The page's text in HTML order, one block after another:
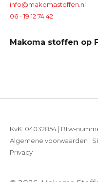
info@makomastoffen.nl
06 - 19 12 74 42
Makoma stoffen op
KvK: 04032854 | Btw-
Algemene voorwaarden |
Privacy